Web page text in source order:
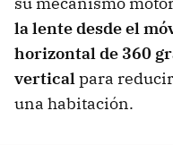
la lente desde el
horizontal de 360
verticalpara
una habitación.